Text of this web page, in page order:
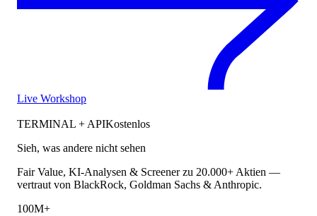
Live Workshop
TERMINAL + APIKostenlos
Sieh, was andere nicht sehen
Fair Value, KI-Analysen & Screener zu 20.000+ Aktien —
vertraut von BlackRock, Goldman Sachs & Anthropic.
100M+